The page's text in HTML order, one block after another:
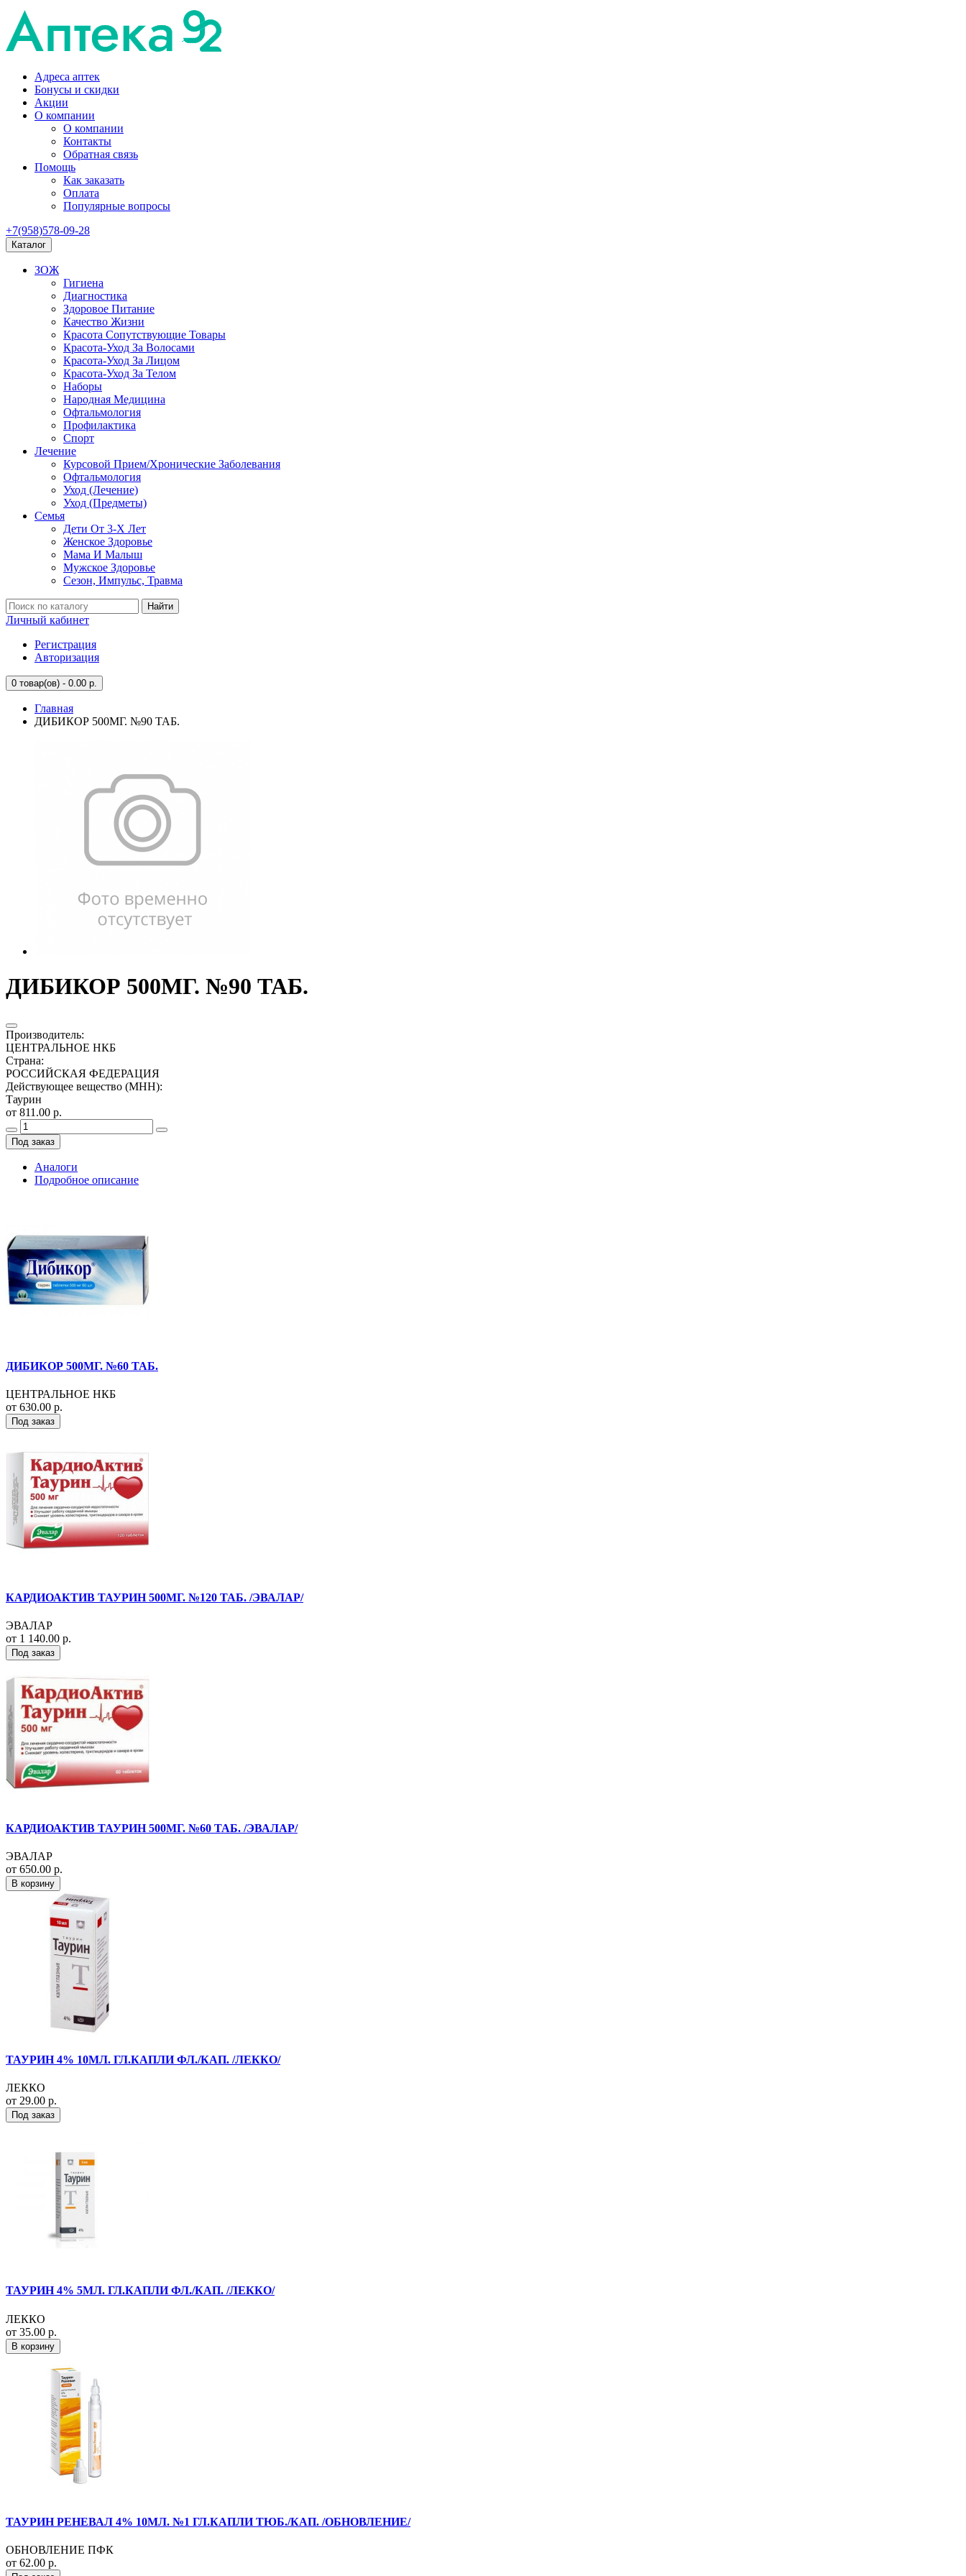
Адреса аптек
Бонусы и скидки
Акции
О компании
О компании
Контакты
Обратная связь
Помощь
Как заказать
Оплата
Популярные вопросы
+7(958)578-09-28
Каталог
ЗОЖ
Гигиена
Диагностика
Здоровое Питание
Качество Жизни
Красота Сопутствующие Товары
Красота-Уход За Волосами
Красота-Уход За Лицом
Красота-Уход За Телом
Наборы
Народная Медицина
Офтальмология
Профилактика
Спорт
Лечение
Курсовой Прием/Хронические Заболевания
Офтальмология
Уход (Лечение)
Уход (Предметы)
Семья
Дети От 3-Х Лет
Женское Здоровье
Мама И Малыш
Мужское Здоровье
Сезон, Импульс, Травма
Найти
Личный кабинет
Регистрация
Авторизация
0 товар(ов) - 0.00 р.
Главная
ДИБИКОР 500МГ. №90 ТАБ.
ДИБИКОР 500МГ. №90 ТАБ.
Производитель:
ЦЕНТРАЛЬНОЕ НКБ
Страна:
РОССИЙСКАЯ ФЕДЕРАЦИЯ
Действующее вещество (МНН):
Таурин
от 811.00 р.
Под заказ
Аналоги
Подробное описание
ДИБИКОР 500МГ. №60 ТАБ.
ЦЕНТРАЛЬНОЕ НКБ
от 630.00 р.
Под заказ
КАРДИОАКТИВ ТАУРИН 500МГ. №120 ТАБ. /ЭВАЛАР/
ЭВАЛАР
от 1 140.00 р.
Под заказ
КАРДИОАКТИВ ТАУРИН 500МГ. №60 ТАБ. /ЭВАЛАР/
ЭВАЛАР
от 650.00 р.
В корзину
ТАУРИН 4% 10МЛ. ГЛ.КАПЛИ ФЛ./КАП. /ЛЕККО/
ЛЕККО
от 29.00 р.
Под заказ
ТАУРИН 4% 5МЛ. ГЛ.КАПЛИ ФЛ./КАП. /ЛЕККО/
ЛЕККО
от 35.00 р.
В корзину
ТАУРИН РЕНЕВАЛ 4% 10МЛ. №1 ГЛ.КАПЛИ ТЮБ./КАП. /ОБНОВЛЕНИЕ/
ОБНОВЛЕНИЕ ПФК
от 62.00 р.